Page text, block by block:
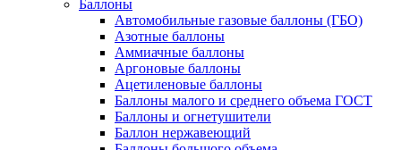
Баллоны
Автомобильные газовые баллоны (ГБО)
Азотные баллоны
Аммиачные баллоны
Аргоновые баллоны
Ацетиленовые баллоны
Баллоны малого и среднего объема ГОСТ
Баллоны и огнетушители
Баллон нержавеющий